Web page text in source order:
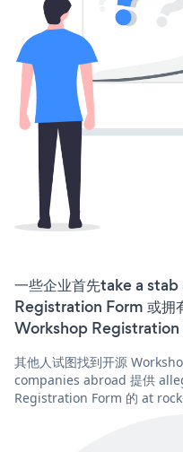
一些企业首先take a
Registration Form 或拥
Workshop Registration
其他人试图找到开源
companies abroad 提供
Registration Form 的 at